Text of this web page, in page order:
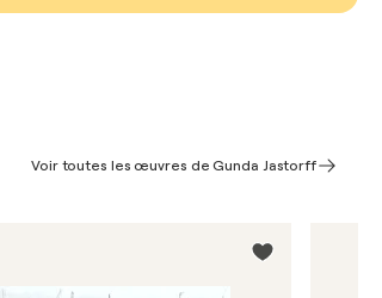
Voir toutes les œuvres de Gunda Jastorff